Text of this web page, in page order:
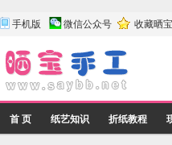
手机版 微信公众号 收藏晒宝
首 页 纸艺知识 折纸教程